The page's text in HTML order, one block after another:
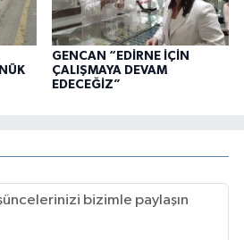
GENCAN “EDİRNE İÇİN
ÇALIŞMAYA DEVAM
EDECEĞİZ”